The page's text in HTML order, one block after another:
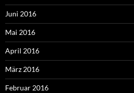
Juni 2016
Mai 2016
April 2016
März 2016
Februar 2016